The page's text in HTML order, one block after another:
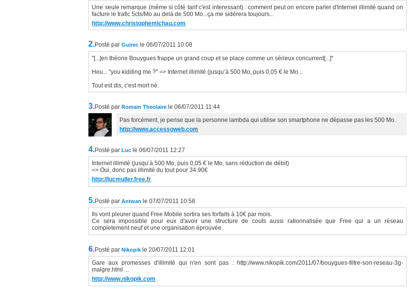
Une seule remarque (même si côté tarif c'est interessant) : comment peut on encore parler d'Internet illimité quand on
facture le trafic 5cts/Mo au delà de 500 Mo...ça me sidérera toujours...
http://www.christophemichau.com
2.Posté par Guirec le 06/07/2011 10:08
"[...]en théorie Bouygues frappe un grand coup et se place comme un sérieux concurrent[...]"
Heu... "you kidding me ?" => Internet illimité (jusqu’à 500 Mo, puis 0,05 € le Mo...
Tout est dis, c'est mort né.
3.Posté par Romain Theolaire le 06/07/2011 11:44
Pas forcément, je pense que la personne lambda qui utilise son smartphone ne dépasse pas les 500 Mo.
http://www.accessoweb.com
4.Posté par Luc le 06/07/2011 12:27
Internet illimité (jusqu’à 500 Mo, puis 0,05 € le Mo, sans réduction de débit)
=> Oui, donc pas illimité du tout pour 34.90€
http://lucmuller.free.fr
5.Posté par Antwan le 07/07/2011 10:58
Ils vont pleurer quand Free Mobile sortira ses forfaits à 10€ par mois.
Ce sera impossible pour eux d'avoir une structure de couts aussi rationnalisée que Free qui a un réseau
completement neuf et une organisation éprouvée.
6.Posté par Nikopik le 20/07/2011 12:01
Gare aux promesses d'illimité qui n'en sont pas : http://www.nikopik.com/2011/07/bouygues-filtre-son-reseau-3g-
malgre.html ...
http://www.nikopik.com